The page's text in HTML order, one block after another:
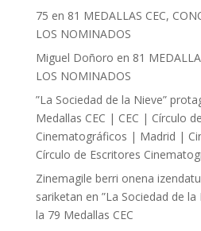
75 en 81 MEDALLAS CEC,
LOS NOMINADOS
Miguel Doñoro en 81
LOS NOMINADOS
”La Sociedad de la Nieve”
Medallas CEC | CEC | Círculo
Cinematográficos | Madrid |
Círculo de Escritores
Zinemagile berri onena
sariketan en ”La Sociedad de
la 79 Medallas CEC